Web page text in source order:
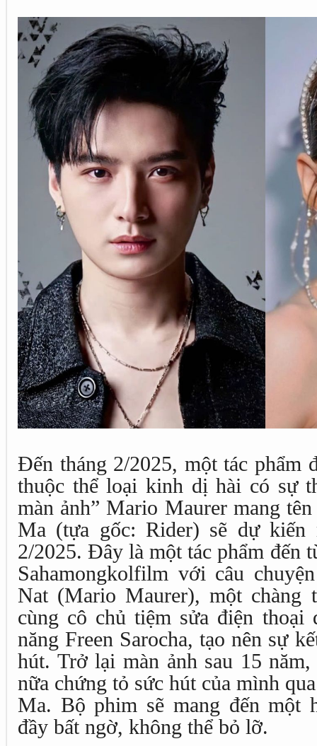
Đến tháng 2/2025, một tác phẩm
thuộc thể loại kinh dị hài có sự
màn ảnh” Mario Maurer mang
Ma (tựa gốc: Rider) sẽ dự kiến
2/2025. Đây là một tác phẩm đến
Sahamongkolfilm với câu
Nat (Mario Maurer), một chàng
cùng cô chủ tiệm sửa điện
năng Freen Sarocha, tạo nên sự
hút. Trở lại màn ảnh sau 15
nữa chứng tỏ sức hút của mình
Ma. Bộ phim sẽ mang đến một
đầy bất ngờ, không thể bỏ lỡ.